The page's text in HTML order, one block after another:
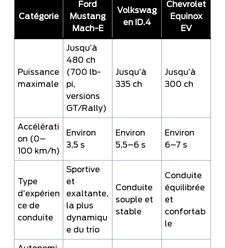
Catégorie
Ford
Mustang
Mach-E
Volkswag
en ID.4
Chevrolet
Equinox
EV
Puissance
maximale
Jusqu’à
480 ch
(700 lb-
pi,
versions
GT/Rally)
Jusqu’à
335 ch
Jusqu’à
300 ch
Accélérati
on (0–
100 km/h)
Environ
3,5 s
Environ
5,5–6 s
Environ
6–7 s
Type
d’expérien
ce de
conduite
Sportive
et
exaltante,
la plus
dynamiqu
e du trio
Conduite
souple et
stable
Conduite
équilibrée
et
confortab
le